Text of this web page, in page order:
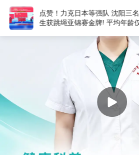
点赞！力克日本等强队 沈阳三
生获跳绳亚锦赛金牌! 平均年龄